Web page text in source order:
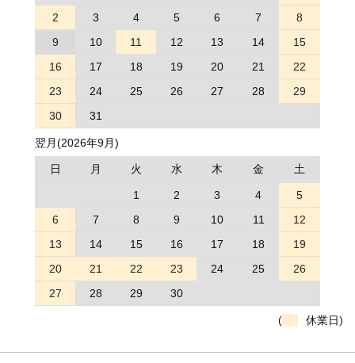
2
3 4 5 6 7
8
9
10 11 12 13 14
15
16
17 18 19 20 21
22
23
24 25 26 27 28
29
30
31
翌月(2026年9月)
日 月 火 水 木 金 土
1 2 3 4
5
6
7 8 9 10 11
12
13
14 15 16 17 18
19
20
21 22 23 24 25
26
27
28 29 30
( 休業日)